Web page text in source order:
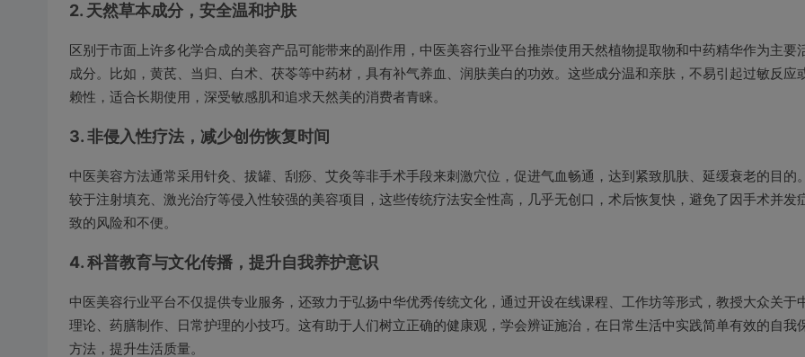
2. 天然草本成分，安全温和护肤
区别于市面上许多化学合成的美容产品可能带来的副作用，中医美容行业平台推崇使用天然植物提取物和中药精华作为主要
成分。比如，黄芪、当归、白术、茯苓等中药材，具有补气养血、润肤美白的功效。这些成分温和亲肤，不易引起过敏反应
赖性，适合长期使用，深受敏感肌和追求天然美的消费者青睐。
3.非侵入性疗法，减少创伤恢复时间
中医美容方法通常采用针灸、拔罐、刮痧、艾灸等非手术手段来刺激穴位，促进气血畅通，达到紧致肌肤、延缓衰老的目的
较于注射填充、激光治疗等侵入性较强的美容项目，这些传统疗法安全性高，几乎无创口，术后恢复快，避免了因手术并发
致的风险和不便。
4.科普教育与文化传播，提升自我养护意识
中医美容行业平台不仅提供专业服务，还致力于弘扬中华优秀传统文化，通过开设在线课程、工作坊等形式，教授大众关于
理论、药膳制作、日常护理的小技巧。这有助于人们树立正确的健康观，学会辨证施治，在日常生活中实践简单有效的自我
方法，提升生活质量。